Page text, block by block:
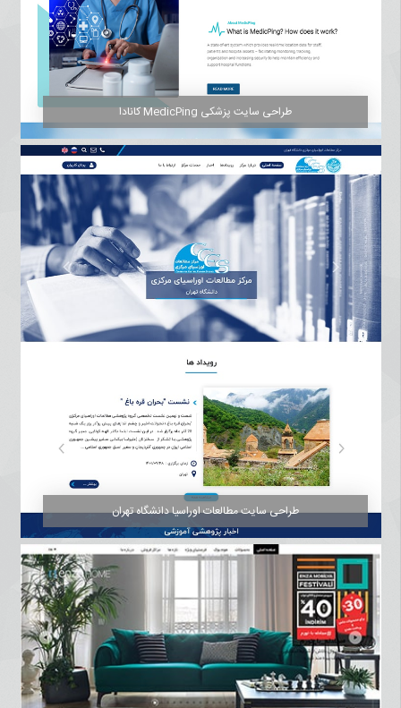
طراحی سایت پزشکی MedicPing کانادا
طراحی سایت مطالعات اوراسیا دانشگاه تهران